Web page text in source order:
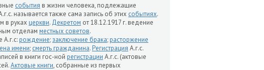
события в жизни человека, подлежащие
называется также сама запись об этих событиях.
в руках церкви. Декретом от 18.12.1917 г. ведение
отделам местных советов.
рождение;заключение брака;расторжение
имени; смерть гражданина.Регистрация А.г.с.
в книги гос-ной регистрации А.г.с. (актовые
Актовые книги, собранные из первых